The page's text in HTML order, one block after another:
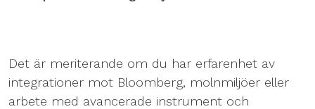
Det är meriterande om du har erfarenhet av
integrationer mot Bloomberg, molnmiljöer eller
arbete med avancerade instrument och